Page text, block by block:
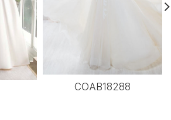
COAB18288